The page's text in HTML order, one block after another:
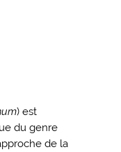
) est
du genre
de la